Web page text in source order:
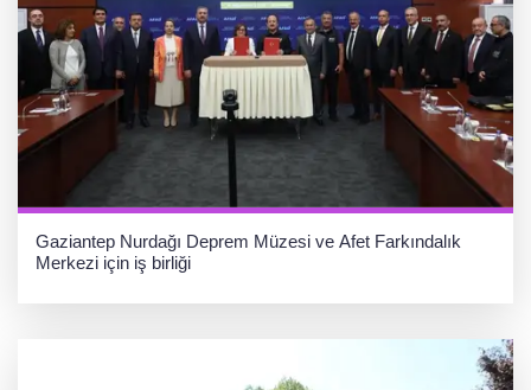
Gaziantep Nurdağı Deprem Müzesi ve Afet Farkındalık
Merkezi için iş birliği